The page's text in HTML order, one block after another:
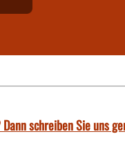
schreiben Sie uns